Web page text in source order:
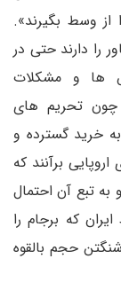
از وسط بگیرند».
را دارند حتی در
ها و مشکلات
چون تحریم های
خرید گسترده و
برآنند که
تبع آن احتمال
که برجام را
حجم بالقوه